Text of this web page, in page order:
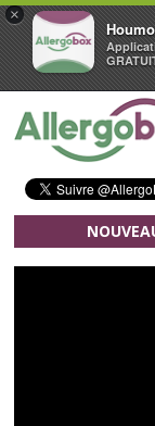
×
Aller au contenu